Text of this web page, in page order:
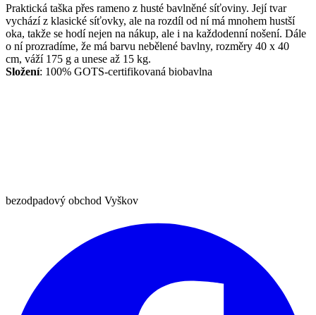
Praktická taška přes rameno z husté bavlněné síťoviny. Její tvar
vychází z klasické síťovky, ale na rozdíl od ní má mnohem hustší
oka, takže se hodí nejen na nákup, ale i na každodenní nošení. Dále
o ní prozradíme, že má barvu nebělené bavlny, rozměry 40 x 40
cm, váží 175 g a unese až 15 kg.
Složení: 100% GOTS-certifikovaná biobavlna
bezodpadový obchod Vyškov